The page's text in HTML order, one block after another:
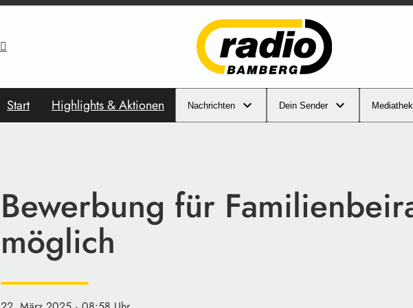
Start Highlights & Aktionen Nachrichten Dein Sender Mediathek
Bewerbung für
möglich